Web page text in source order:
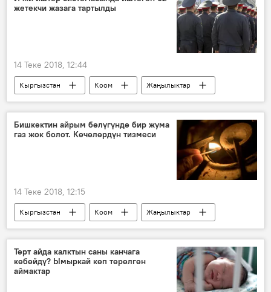
жетекчи жазага тартылды
14 Теке 2018, 12:44
Кыргызстан Коом
Жаңылыктар
ИИМ
коллегия милиция
Бишкектин айрым бөлүгүндө бир жума
газ жок болот. Көчөлөрдүн тизмеси
14 Теке 2018, 12:15
Кыргызстан Коом
Жаңылыктар
Бишкек
"Газпром Кыргызстан" ЖЧКсы
Төрт айда калктын саны канчага
көбөйдү? Ымыркай көп төрөлгөн
аймактар